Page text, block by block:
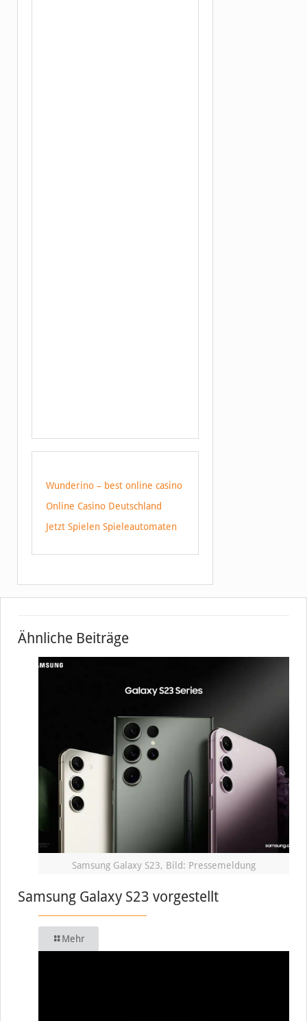
Wunderino – best online casino
Online Casino Deutschland
Jetzt Spielen Spieleautomaten
Ähnliche Beiträge
Samsung Galaxy S23, Bild: Pressemeldung
Samsung Galaxy S23 vorgestellt
Mehr